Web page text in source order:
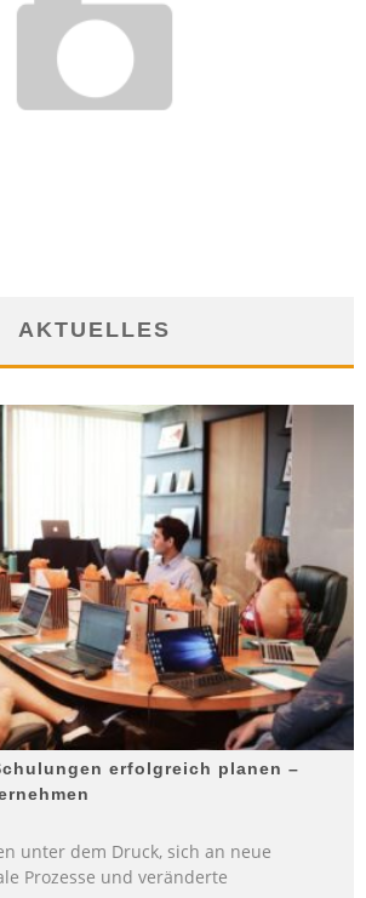
AKTUELLES
erfolgreich planen –
unter dem Druck, sich an neue
Prozesse und veränderte